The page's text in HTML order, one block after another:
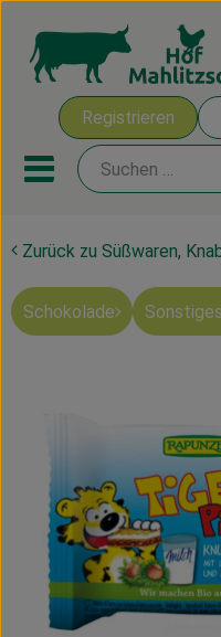
Registrieren
Mobiles
Ökokisten
Mahlitzscher Produkte
Kühltheke
Vorratskammer
Getränke
Zurück zu Süßwaren,
Schokolade